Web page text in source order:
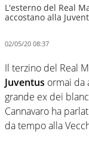
L'esterno del Real
accostano alla
02/05/20 08:37
Il terzino del Real
Juventus ormai da
grande ex dei
Cannavaro ha
da tempo alla